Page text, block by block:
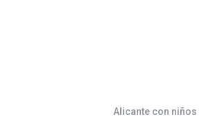
Alicante con niños